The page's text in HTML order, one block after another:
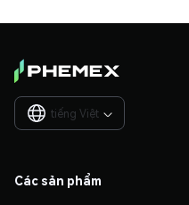
tiếng Việt 
Các sản phẩm